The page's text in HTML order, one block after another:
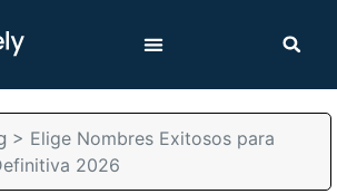
> Elige Nombres Exitosos para
2026